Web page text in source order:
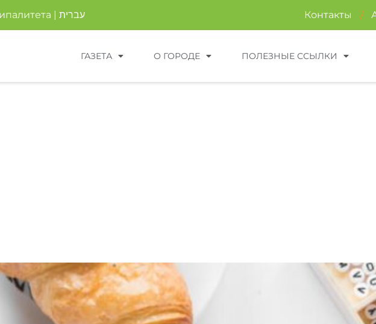
Сайт муниципалитета | עברית Контакты /
ГАЗЕТА О ГОРОДЕ ПОЛЕЗНЫЕ ССЫЛКИ